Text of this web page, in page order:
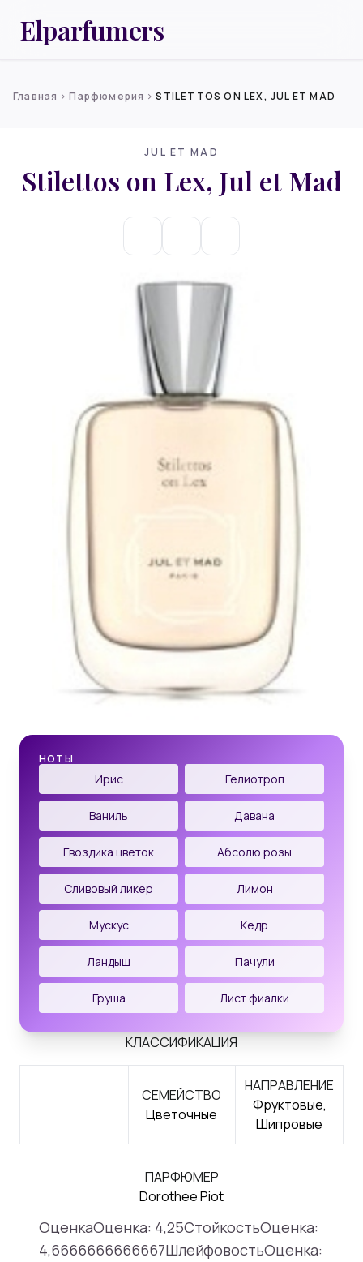
Elparfumers
Главная chevron_rightПарфюмерия chevron_rightSTILETTOS ON LEX, JUL ET MAD
JUL ET MAD
Stilettos on Lex, Jul et Mad
НОТЫ
Ирис Гелиотроп
Ваниль Давана
Гвоздика цветок Абсолю розы
Сливовый ликер Лимон
Мускус Кедр
Ландыш Пачули
Груша Лист фиалки
КЛАССИФИКАЦИЯ
СЕМЕЙСТВО
Цветочные
НАПРАВЛЕНИЕ
Фруктовые,
Шипровые
ПАРФЮМЕР
Dorothee Piot
ОценкаОценка: 4,25СтойкостьОценка:
4,6666666666667ШлейфовостьОценка: